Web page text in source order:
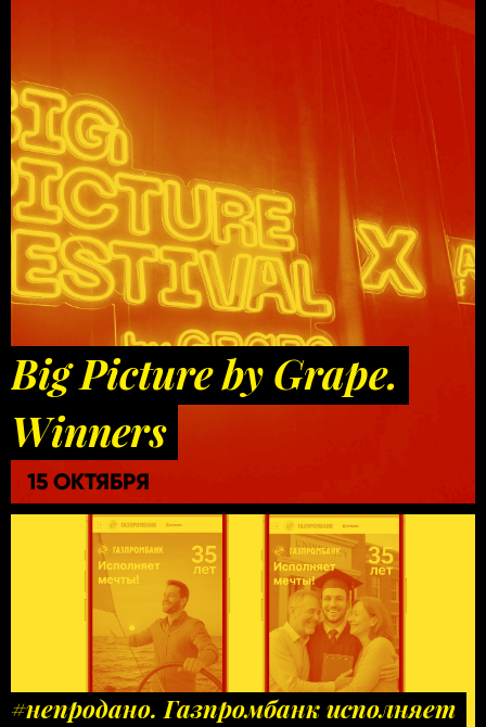
Big Picture by Grape.
Winners
15 ОКТЯБРЯ
#непродано. Газпромбанк исполняет